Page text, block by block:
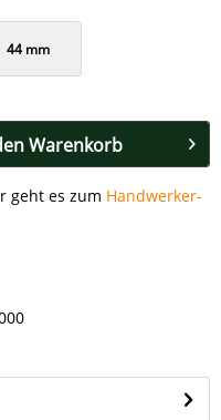
44 mm
Warenkorb
geht es zum Handwerker-